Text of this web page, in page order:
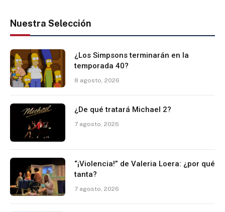
Nuestra Selección
¿Los Simpsons terminarán en la
temporada 40?
8 agosto, 2026
¿De qué tratará Michael 2?
7 agosto, 2026
“¡Violencia!” de Valeria Loera: ¿por qué
tanta?
7 agosto, 2026